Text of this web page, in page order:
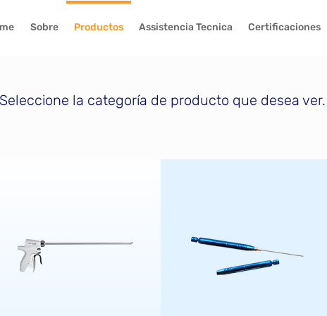
Sobre Productos Assistencia Tecnica Certificaciones
la categoría de producto que desea ver.